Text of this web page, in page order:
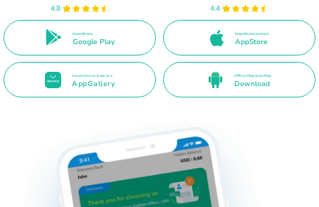
4.8
Inapatikana
Google Play
4.4
Inapatikana kwenye
AppStore
Inapatikana kwenye
AppGallery
APK ya Moja kwa Moja
Download